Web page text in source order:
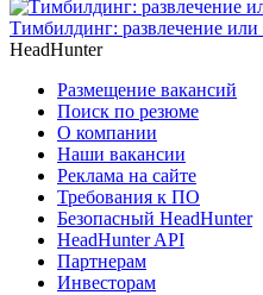
Тимбилдинг: развлечение или
HeadHunter
Размещение вакансий
Поиск по резюме
О компании
Наши вакансии
Реклама на сайте
Требования к ПО
Безопасный HeadHunter
HeadHunter API
Партнерам
Инвесторам